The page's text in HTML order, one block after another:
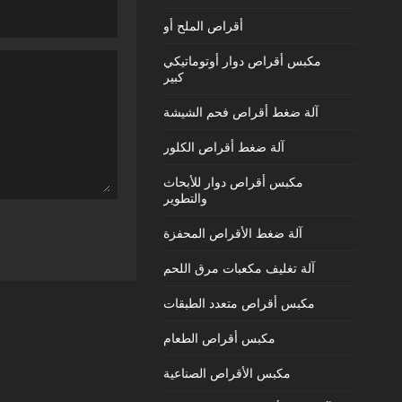
أقراص الملح أو
مكبس أقراص دوار أوتوماتيكي
كبير
آلة ضغط أقراص فحم الشيشة
آلة ضغط أقراص الكلور
مكبس أقراص دوار للأبحاث
والتطوير
آلة ضغط الأقراص المحفزة
آلة تغليف مكعبات مرق اللحم
مكبس أقراص متعدد الطبقات
مكبس أقراص الطعام
مكبس الأقراص الصناعية